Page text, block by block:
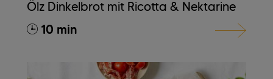
Ölz Dinkelbrot mit Ricotta & Nektarine
10 min